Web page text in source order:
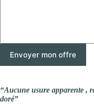
“Aucune usure apparente ,
doré”